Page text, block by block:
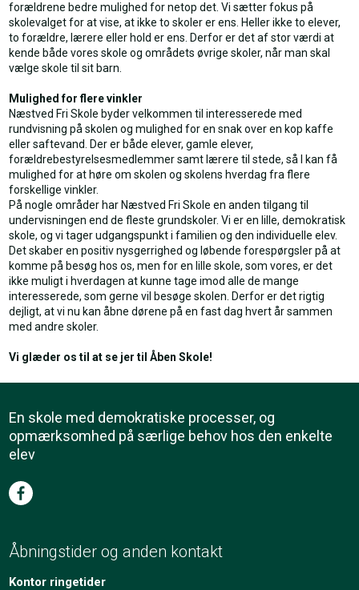
forældrene bedre mulighed for netop det. Vi sætter fokus på
skolevalget for at vise, at ikke to skoler er ens. Heller ikke to elever,
to forældre, lærere eller hold er ens. Derfor er det af stor værdi at
kende både vores skole og områdets øvrige skoler, når man skal
vælge skole til sit barn.
Mulighed for flere vinkler
Næstved Fri Skole byder velkommen til interesserede med
rundvisning på skolen og mulighed for en snak over en kop kaffe
eller saftevand. Der er både elever, gamle elever,
forældrebestyrelsesmedlemmer samt lærere til stede, så I kan få
mulighed for at høre om skolen og skolens hverdag fra flere
forskellige vinkler.
På nogle områder har Næstved Fri Skole en anden tilgang til
undervisningen end de fleste grundskoler. Vi er en lille, demokratisk
skole, og vi tager udgangspunkt i familien og den individuelle elev.
Det skaber en positiv nysgerrighed og løbende forespørgsler på at
komme på besøg hos os, men for en lille skole, som vores, er det
ikke muligt i hverdagen at kunne tage imod alle de mange
interesserede, som gerne vil besøge skolen. Derfor er det rigtig
dejligt, at vi nu kan åbne dørene på en fast dag hvert år sammen
med andre skoler.
Vi glæder os til at se jer til Åben Skole!​
En skole med demokratiske processer, og
opmærksomhed på særlige behov hos den enkelte
elev
Åbningstider og anden kontakt
Kontor ringetider